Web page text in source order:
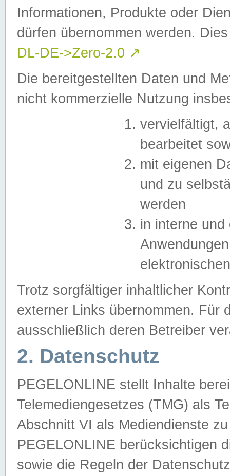
Informationen, Produkte oder
dürfen übernommen werden.
DL-DE->Zero-2.0 ↗
Die bereitgestellten Daten und
nicht kommerzielle Nutzung
vervielfältigt,
bearbeitet
mit eigenen
und zu
werden
in interne
Trotz sorgfältiger inhaltlicher
externer Links übernommen. Für
ausschließlich deren Betreiber
2. Datenschutz
PEGELONLINE stellt Inhalte
Telemediengesetzes (TMG) als
Abschnitt VI als Mediendienste
PEGELONLINE berücksichtigen
sowie die Regeln der